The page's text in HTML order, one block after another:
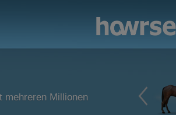
mehreren Millionen